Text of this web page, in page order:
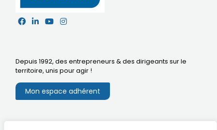
Depuis 1992, des entrepreneurs & des dirigeants sur le
territoire, unis pour agir !
Mon espace adhérent